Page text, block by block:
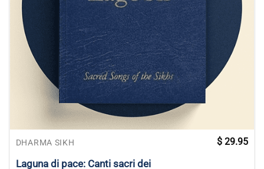
DHARMA SIKH
Laguna di pace: Canti sacri dei
$ 29.95